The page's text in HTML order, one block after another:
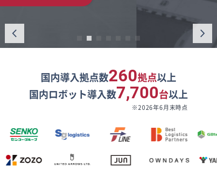
国内導入拠点数260拠点以上
国内ロボット導入数7,700台以上
※2026年6月末時点